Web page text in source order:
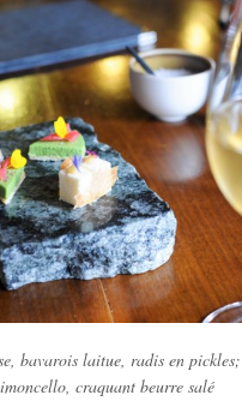
bavarois laitue, radis en pickles;
craquant beurre salé